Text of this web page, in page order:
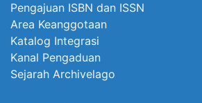
Pengajuan ISBN dan ISSN
Area Keanggotaan
Katalog Integrasi
Kanal Pengaduan
Sejarah Archivelago